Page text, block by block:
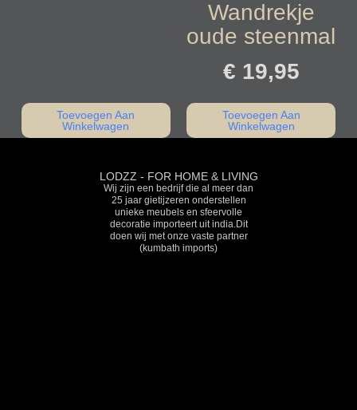
Toevoegen Aan
Winkelwagen
Wandrekje
oude steenmal
€ 19,95
Toevoegen Aan
Winkelwagen
LODZZ - FOR HOME & LIVING
Wij zijn een bedrijf die al meer dan
25 jaar gietijzeren onderstellen
unieke meubels en sfeervolle
decoratie importeert uit india.Dit
doen wij met onze vaste partner
(kumbath imports)